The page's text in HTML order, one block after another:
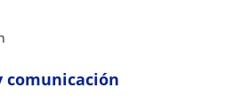
comunicación